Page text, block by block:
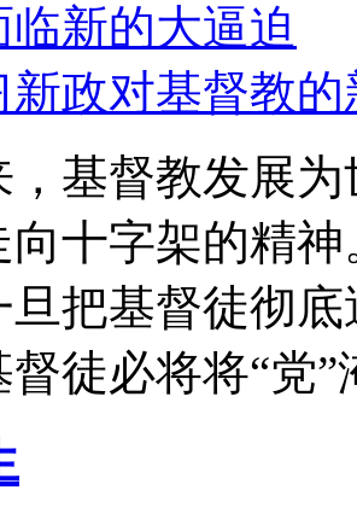
新的大逼迫
政对基督教的
，基督教发展
向十字架的精
旦把基督徒彻
徒必将将“党”